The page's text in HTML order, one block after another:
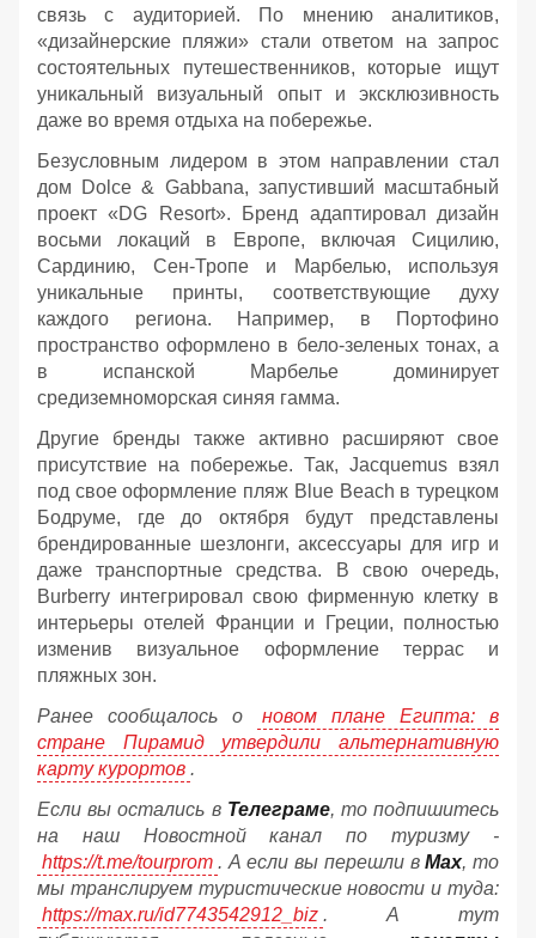
связь с аудиторией. По мнению аналитиков,
«дизайнерские пляжи» стали ответом на запрос
состоятельных путешественников, которые ищут
уникальный визуальный опыт и эксклюзивность
даже во время отдыха на побережье.
Безусловным лидером в этом направлении стал
дом Dolce & Gabbana, запустивший масштабный
проект «DG Resort». Бренд адаптировал дизайн
восьми локаций в Европе, включая Сицилию,
Сардинию, Сен-Тропе и Марбелью, используя
уникальные принты, соответствующие духу
каждого региона. Например, в Портофино
пространство оформлено в бело-зеленых тонах, а
в испанской Марбелье доминирует
средиземноморская синяя гамма.
Другие бренды также активно расширяют свое
присутствие на побережье. Так, Jacquemus взял
под свое оформление пляж Blue Beach в турецком
Бодруме, где до октября будут представлены
брендированные шезлонги, аксессуары для игр и
даже транспортные средства. В свою очередь,
Burberry интегрировал свою фирменную клетку в
интерьеры отелей Франции и Греции, полностью
изменив визуальное оформление террас и
пляжных зон.
Ранее сообщалось о
новом плане Египта: в
стране Пирамид утвердили альтернативную
карту курортов .
Если вы остались в Телеграме, то подпишитесь
на наш Новостной канал по туризму -
https://t.me/tourprom . А если вы перешли вМах, то
мы транслируем туристические новости и туда:
https://max.ru/id7743542912_biz . А тут